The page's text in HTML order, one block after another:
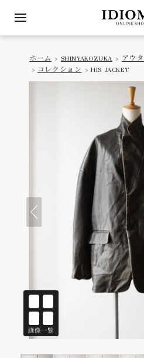
ホーム > SHINYAKOZUKA > アウ
> コレクション > HIS JACKET